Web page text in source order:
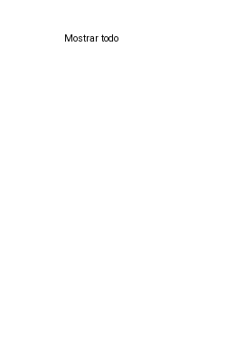
Mostrar todo